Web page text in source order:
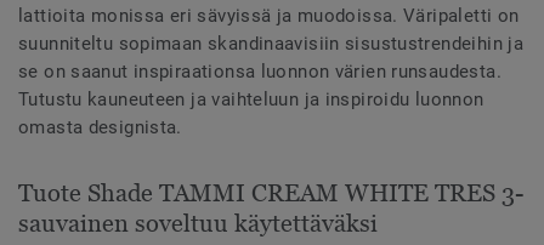
lattioita monissa eri sävyissä ja muodoissa. Väripaletti on
suunniteltu sopimaan skandinaavisiin sisustustrendeihin ja
se on saanut inspiraationsa luonnon värien runsaudesta.
Tutustu kauneuteen ja vaihteluun ja inspiroidu luonnon
omasta designista.
Tuote Shade TAMMI CREAM WHITE TRES 3-
sauvainen soveltuu käytettäväksi